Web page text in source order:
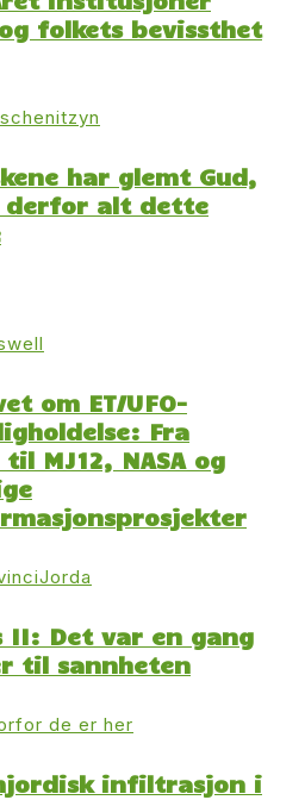
folkets bevissthet
har glemt Gud,
derfor alt dette
om ET/UFO-
Fra
til MJ12, NASA og
II: Det var en gang
til sannheten
infiltrasjon i